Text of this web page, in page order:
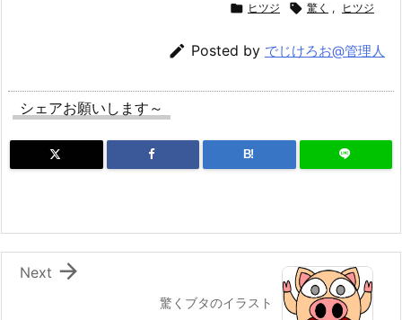
 ヒツジ  驚く , ヒツジ
 Posted by でじけろお@管理人
シェアお願いします～
B!
驚くブタのイラスト

Next